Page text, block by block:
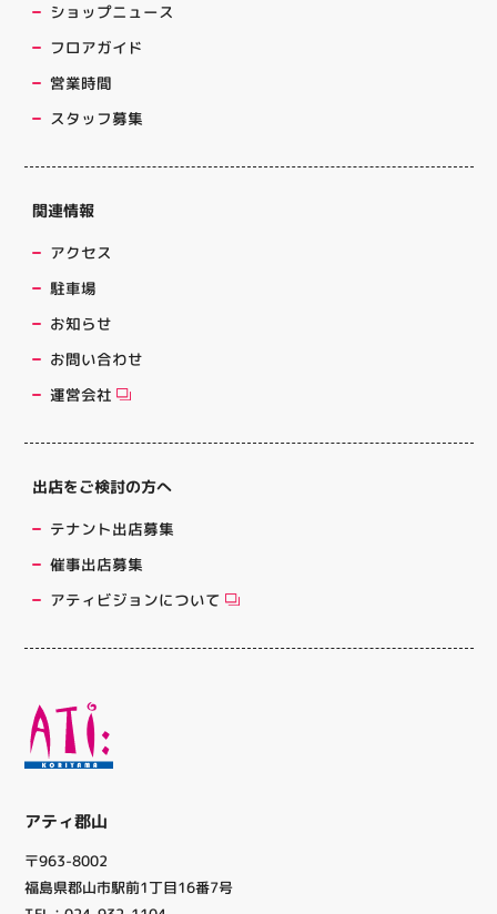
アティ郡山
〒963-8002
福島県郡山市駅前1丁目16番7号
ショップニュース
フロアガイド
営業時間
スタッフ募集
関連情報
アクセス
駐車場
お知らせ
お問い合わせ
運営会社
出店をご検討の方へ
テナント出店募集
催事出店募集
アティビジョンについて